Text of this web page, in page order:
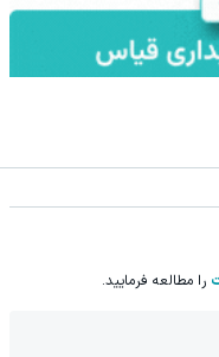
را مطالعه فرمایید.